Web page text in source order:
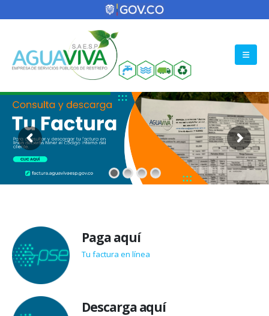
Paga aquí
Tu factura en línea
Descarga aquí